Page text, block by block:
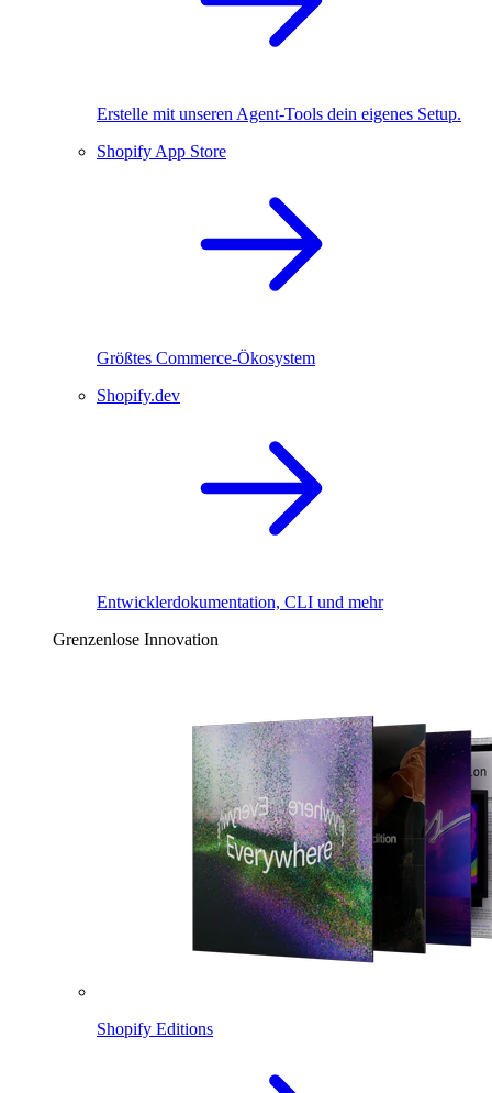
Erstelle mit unseren Agent-Tools dein eigenes Setup.
Shopify App Store
Größtes Commerce-Ökosystem
Shopify.dev
Entwicklerdokumentation, CLI und mehr
Grenzenlose Innovation
Shopify Editions